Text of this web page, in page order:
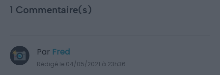
1 Commentaire(s)
Par Fred
Rédigé le 04/05/2021 à 23h36